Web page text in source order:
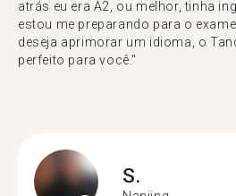
atrás eu era A2, ou melhor, tinha
estou me preparando para o
deseja aprimorar um idioma, o
perfeito para você."
S.